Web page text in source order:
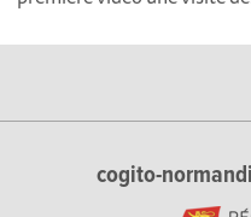
cogito-